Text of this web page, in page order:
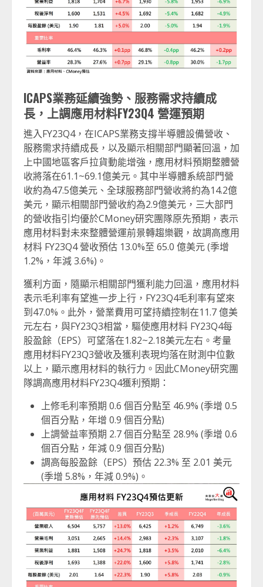
ICAPS業務延續強勢、服務需求持續成
長，上調應用材料FY23Q4 營運預期
進入FY23Q4，在ICAPS業務支撐半導體設備營收、
服務需求持續成長，以及顯示相關部門顯著回溫，加
上中國地區客戶拉貨動能增強，應用材料預期整體營
收將落在61.1~69.1億美元。其中半導體系統部門營
收約為47.5億美元、全球服務部門營收將約為14.2億
美元，顯示相關部門營收約為2.9億美元，三大部門
的營收指引均優於CMoney研究團隊原先預期，表示
應用材料對未來整體營運前景轉趨樂觀，故調高應用
材料 FY23Q4 營收預估 13.0%至 65.0 億美元 (季增
1.2%，年減 3.6%)。
獲利方面，隨顯示相關部門獲利能力回溫，應用材料
表示毛利率有望進一步上行，FY23Q4毛利率有望來
到47.0%。此外，營業費用可望持續控制在11.7 億美
元左右，與FY23Q3相當，驅使應用材料 FY23Q4每
股盈餘（EPS）可望落在1.82~2.18美元左右。考量
應用材料FY23Q3營收及獲利表現均落在財測中位數
以上，顯示應用材料的執行力。因此CMoney研究團
隊調高應用材料FY23Q4獲利預期：
上修毛利率預期 0.6 個百分點至 46.9% (季增 0.5
個百分點，年增 0.9 個百分點)
上調營益率預期 2.7 個百分點至 28.9% (季增 0.6
個百分點，年減 0.9 個百分點)
調高每股盈餘（EPS）預估 22.3% 至 2.01 美元
(季增 5.8%，年減 0.9%)。